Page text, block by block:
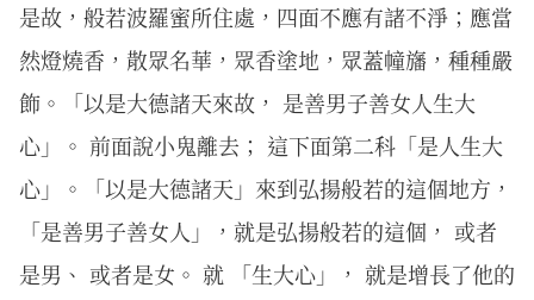
是故，般若波羅蜜所住處，四面不應有諸不淨；應當
然燈燒香，散眾名華，眾香塗地，眾蓋幢旛，種種嚴
飾。「以是大德諸天來故， 是善男子善女人生大
心」。 前面說小鬼離去； 這下面第二科「是人生大
心」。「以是大德諸天」來到弘揚般若的這個地方，
「是善男子善女人」，就是弘揚般若的這個， 或者
是男、 或者是女。 就 「生大心」， 就是增長了他的